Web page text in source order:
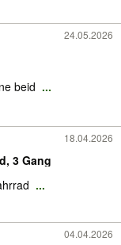
24.05.2026
beid ...
18.04.2026
3 Gang
...
04.04.2026